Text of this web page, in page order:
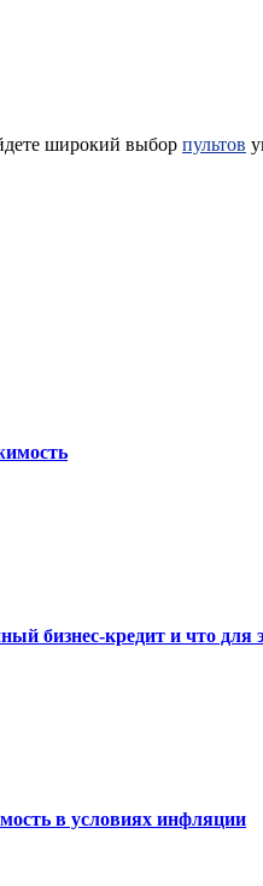
широкий выбор пультов
бизнес-кредит и что для
в условиях инфляции